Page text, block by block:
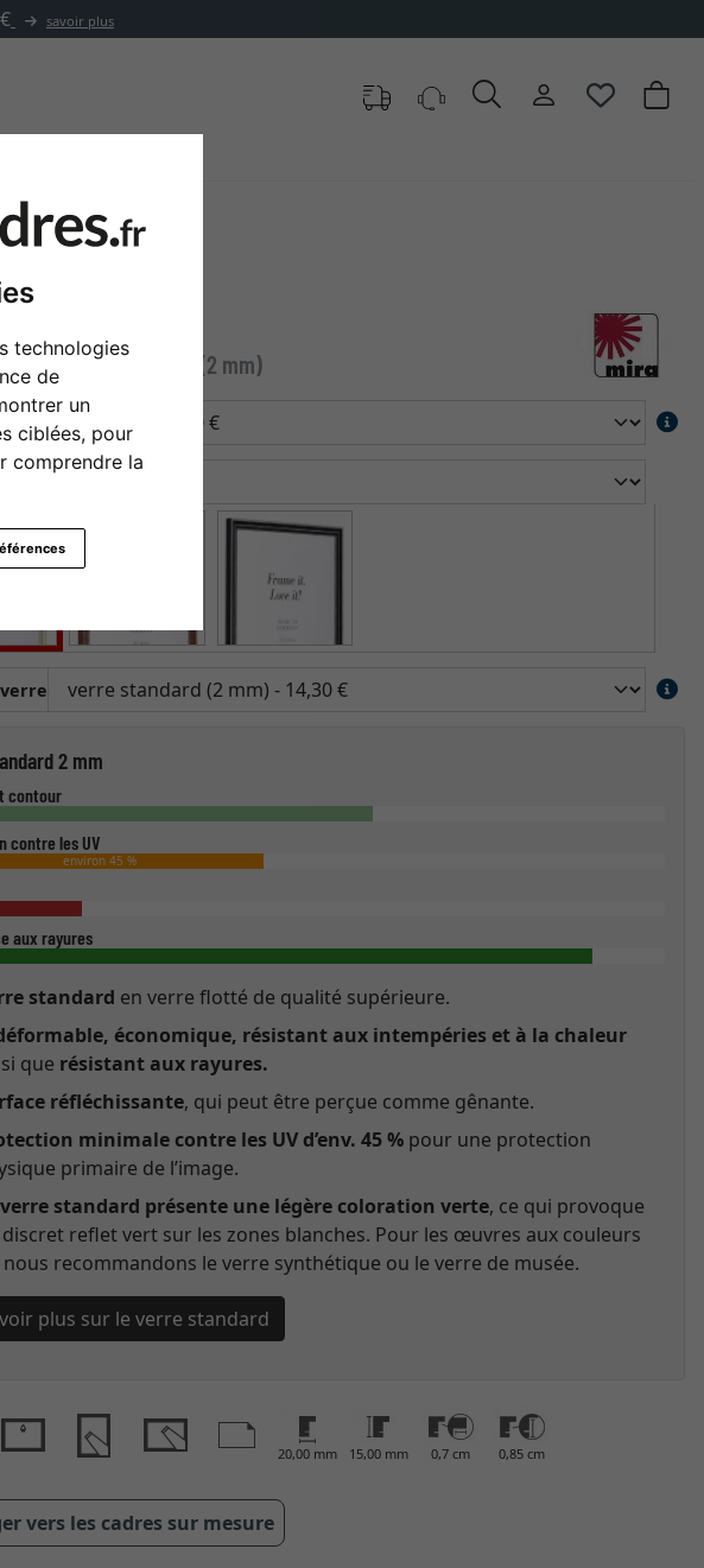
technologies
de
un
ciblées, pour
comprendre la
✓500 000 articles au choix
| verre standard (2 mm)
2 mm
contour
contre les UV
environ 45 %
aux rayures
standard en verre flotté de qualité supérieure.
économique, résistant aux intempéries et à la chaleur
que résistant aux rayures.
réfléchissante, qui peut être perçue comme gênante.
minimale contre les UV d’env. 45 % pour une protection
primaire de l’image.
standard présente une légère coloration verte, ce qui provoque
reflet vert sur les zones blanches. Pour les œuvres aux couleurs
nous recommandons le verre synthétique ou le verre de musée.
plus sur le verre standard
20,00 mm 15,00 mm 0,7 cm 0,85 cm
vers les cadres sur mesure